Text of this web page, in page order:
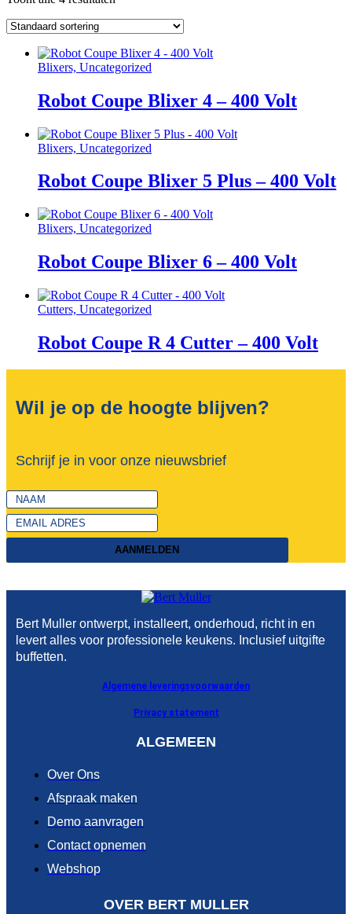
Blixers, Uncategorized
Robot Coupe Blixer 4 – 400 Volt
Blixers, Uncategorized
Robot Coupe Blixer 5 Plus – 400 Volt
Blixers, Uncategorized
Robot Coupe Blixer 6 – 400 Volt
Cutters, Uncategorized
Robot Coupe R 4 Cutter – 400 Volt
Wil je op de hoogte blijven?
Schrijf je in voor onze nieuwsbrief
AANMELDEN
Bert Muller ontwerpt, installeert, onderhoud, richt in en
levert alles voor professionele keukens. Inclusief uitgifte
buffetten.
Algemene leveringsvoorwaarden
Privacy statement
ALGEMEEN
Over Ons
Afspraak maken
Demo aanvragen
Contact opnemen
Webshop
OVER BERT MULLER